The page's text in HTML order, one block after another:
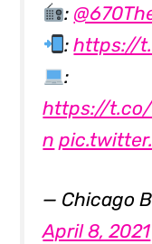
:
:https://
:
https://
n
— Chicago
April 8, 2021